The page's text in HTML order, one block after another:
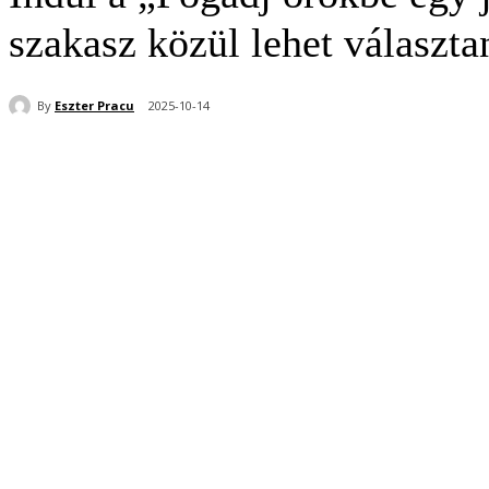
szakasz közül lehet
By Eszter Pracu 2025-10-14